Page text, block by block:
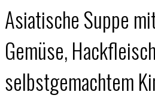
Asiatische Suppe
Gemüse,
selbstgemachtem